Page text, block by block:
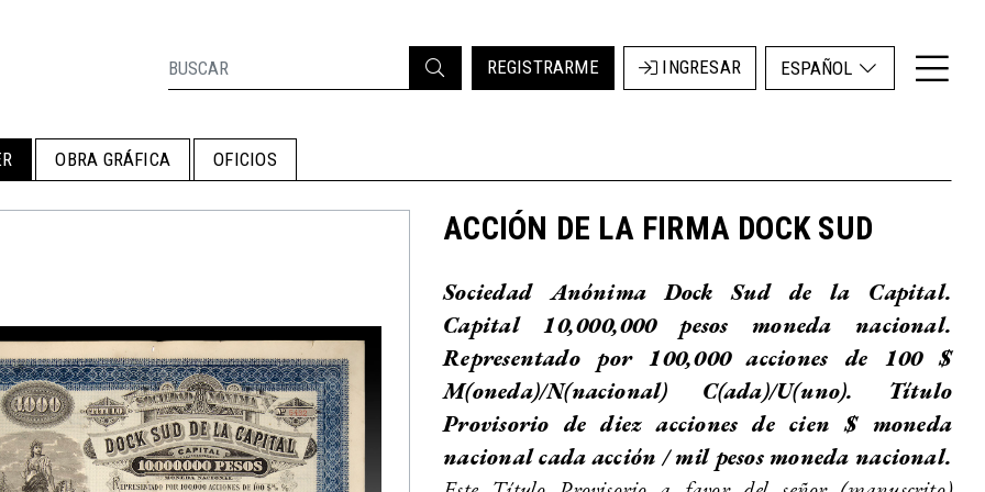
REGISTRARME INGRESAR ESPAÑOL
OBRA GRÁFICA OFICIOS
ACCIÓN DE LA FIRMA DOCK SUD
Sociedad Anónima Dock Sud de la Capital.
Capital 10,000,000 pesos moneda nacional.
Representado por 100,000 acciones de 100 $
M(oneda)/N(nacional) C(ada)/U(uno). Título
Provisorio de diez acciones de cien $ moneda
nacional cada acción / mil pesos moneda nacional.